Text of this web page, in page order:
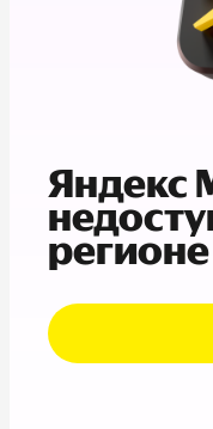
Яндекс
регионе